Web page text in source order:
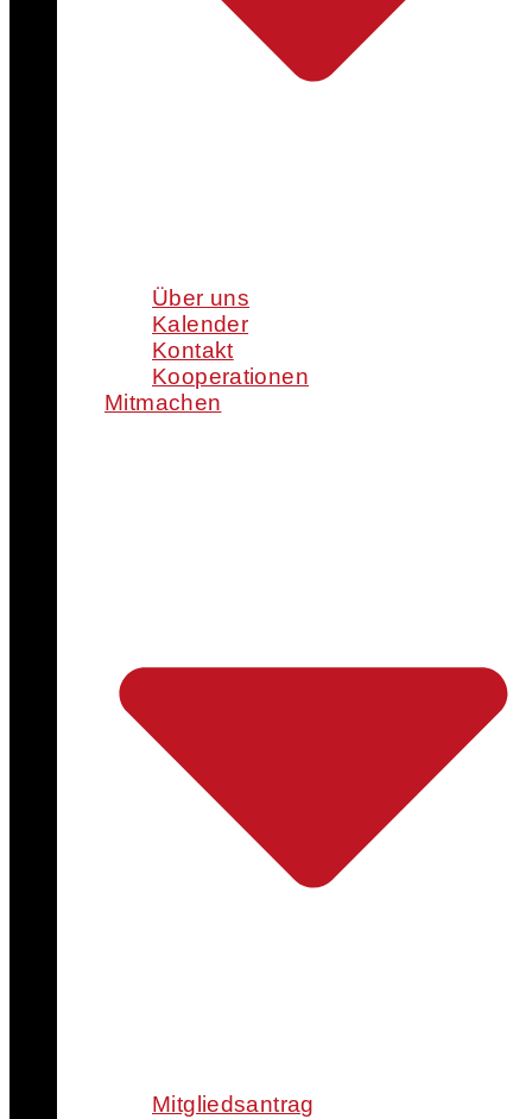
Über uns
Kalender
Kontakt
Kooperationen
Mitmachen
Mitgliedsantrag